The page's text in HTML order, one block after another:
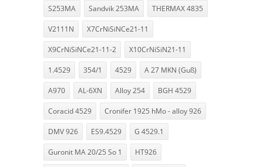
S253MA Sandvik 253MA THERMAX 4835
V2111N X7CrNiSiNCe21-11
X9CrNiSiNCe21-11-2 X10CrNiSiN21-11
1.4529 354/1 4529 A 27 MKN (Guß)
A970 AL-6XN Alloy 254 BGH 4529
Coracid 4529 Cronifer 1925 hMo - alloy 926
DMV 926 ES9.4529 G 4529.1
Guronit MA 20/25 So 1 HT926